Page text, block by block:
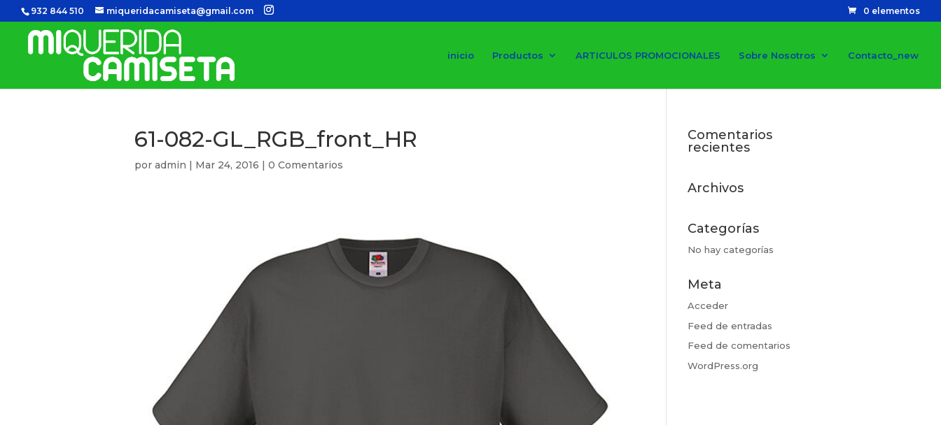
932 844 510 miqueridacamiseta@gmail.com 0 elementos
inicio Productos ARTICULOS PROMOCIONALES Sobre Nosotros Contacto_new
61-082-GL_RGB_front_HR
por admin | Mar 24, 2016 | 0 Comentarios
Comentarios
recientes
Archivos
Categorías
No hay categorías
Meta
Acceder
Feed de entradas
Feed de comentarios
WordPress.org